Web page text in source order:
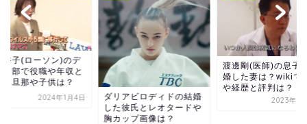
裕子(ローソン)のデ
ト部で役職や年収と
・旦那や子供は？
2024年1月4日
ダリアビロディドの結婚
した彼氏とレオタードや
胸カップ画像は？
渡邊剛(医師)の息子
婚した妻は？wikiで
や経歴と評判は？
2023年5